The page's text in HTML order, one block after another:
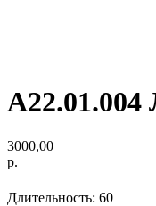
А22.01.004
3000,00
р.
Длительность: 60